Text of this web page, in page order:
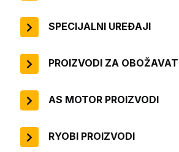
SPECIJALNI UREĐAJI
PROIZVODI ZA
AS MOTOR PROIZVODI
RYOBI PROIZVODI